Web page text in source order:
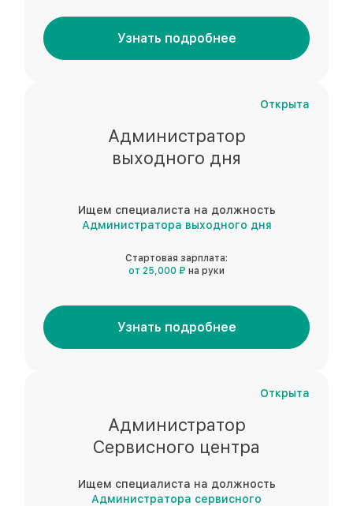
Узнать подробнее
Открыта
Администратор
выходного дня
Ищем специалиста на должность
Администратора выходного дня
Стартовая зарплата:
от 25,000 ₽ на руки
Узнать подробнее
Открыта
Администратор
Сервисного центра
Ищем специалиста на должность
Администратора сервисного